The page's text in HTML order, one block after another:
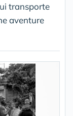
transporte
aventure